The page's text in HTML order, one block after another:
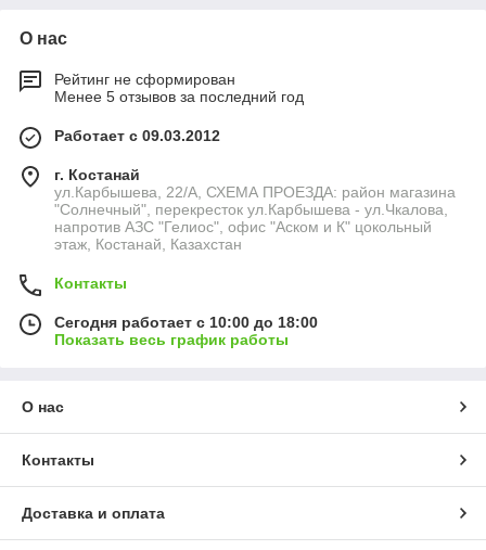
О нас
Рейтинг не сформирован
Менее 5 отзывов за последний год
Работает с 09.03.2012
г. Костанай
ул.Карбышева, 22/А, СХЕМА ПРОЕЗДА: район магазина
"Солнечный", перекресток ул.Карбышева - ул.Чкалова,
напротив АЗС "Гелиос", офис "Аском и К" цокольный
этаж, Костанай, Казахстан
Контакты
Сегодня работает с 10:00 до 18:00
Показать весь график работы
О нас
Контакты
Доставка и оплата